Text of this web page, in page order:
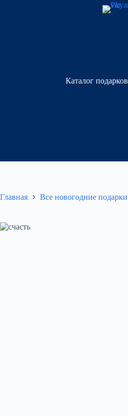
Каталог подарков
Главная Все новогодние подарки